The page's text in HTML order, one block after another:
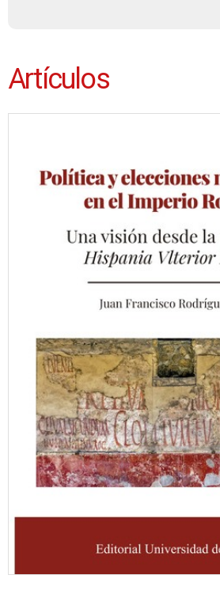
Artículos